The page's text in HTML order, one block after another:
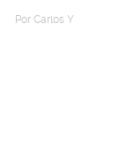
Por Carlos Y